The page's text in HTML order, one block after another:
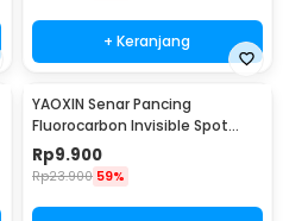
+ Keranjang
YAOXIN Senar Pancing
Fluorocarbon Invisible Spot
Fishing Line 100M 4.0 - OY0068
Rp9.900
Rp23.900 59%